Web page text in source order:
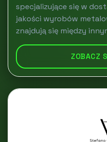
specjalizujące się w
jakości wyrobów
znajdują się między
ZOBACZ